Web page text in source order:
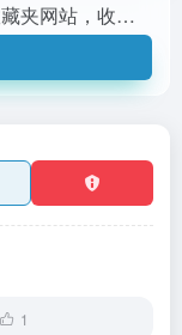
框导航网是一个实用的私人云收藏夹网站，收录各类有用网址，功能丰富，可设为主页。
1